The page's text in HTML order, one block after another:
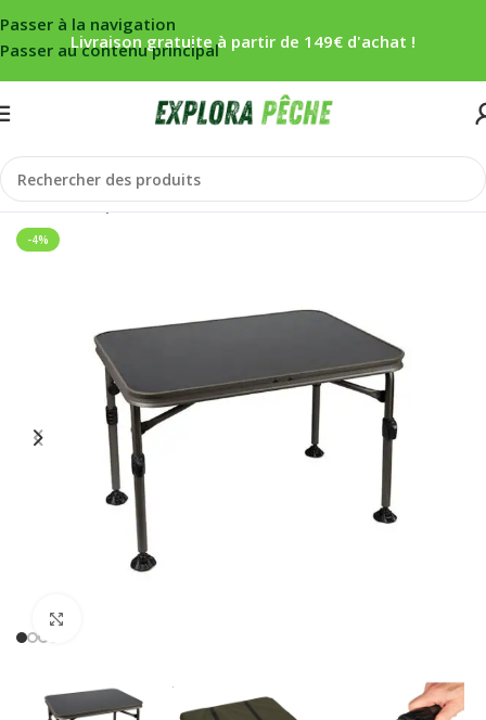
Passer à la navigation
Passer au contenu principal
Livraison gratuite à partir de 149€ d'achat !
Accueil/Carpe/Bivouac/Tables
-4%